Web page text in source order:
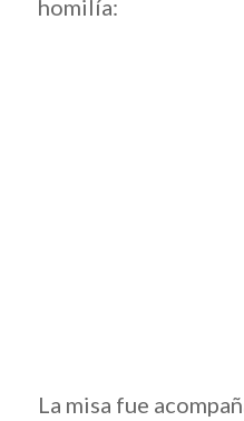
homilía:
La misa fue